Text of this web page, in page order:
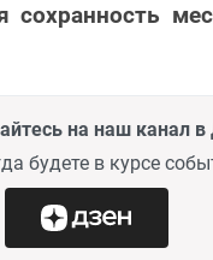
сохранность
на наш канал в
будете в курсе